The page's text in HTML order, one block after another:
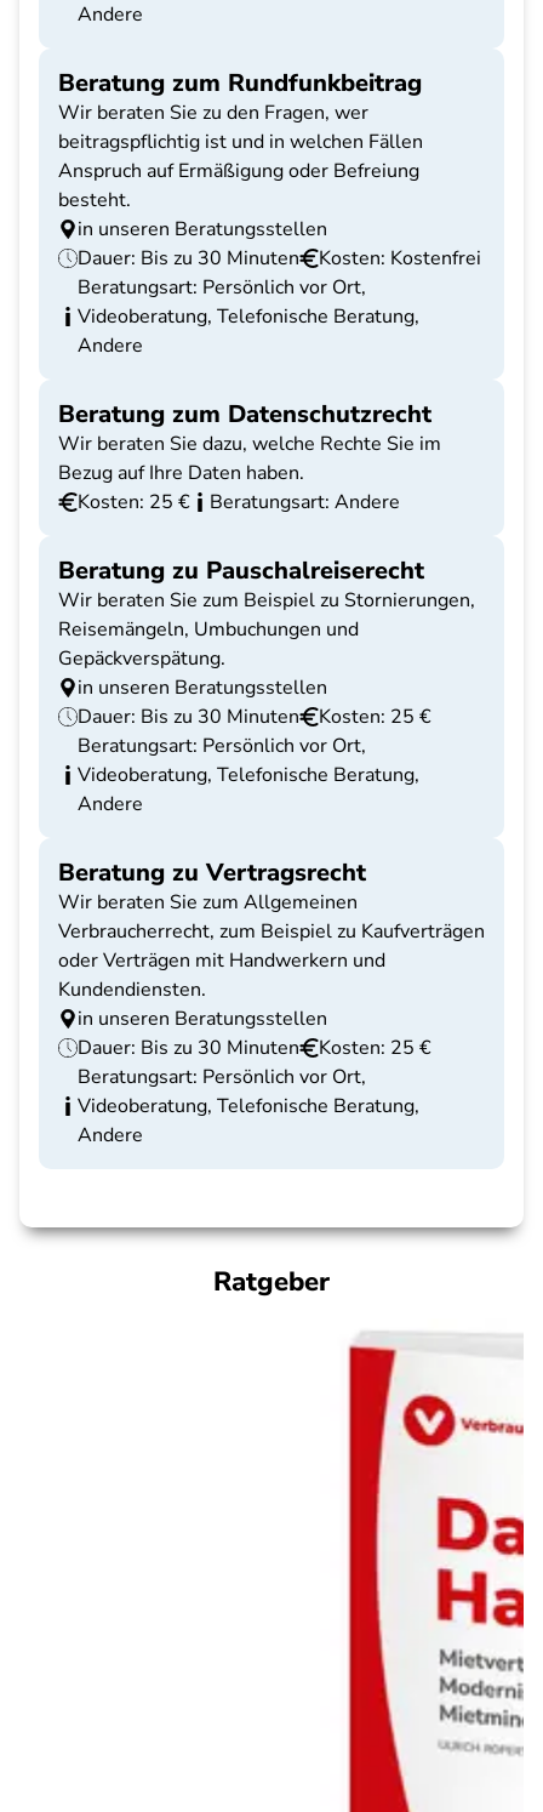
Andere
Beratung zum Rundfunkbeitrag
Wir beraten Sie zu den Fragen, wer
beitragspflichtig ist und in welchen Fällen
Anspruch auf Ermäßigung oder Befreiung
besteht.
in unseren Beratungsstellen
Dauer: Bis zu 30 Minuten
Kosten: Kostenfrei
Beratungsart: Persönlich vor Ort,
Videoberatung, Telefonische Beratung,
Andere
Beratung zum Datenschutzrecht
Wir beraten Sie dazu, welche Rechte Sie im
Bezug auf Ihre Daten haben.
Kosten: 25 €
Beratungsart: Andere
Beratung zu Pauschalreiserecht
Wir beraten Sie zum Beispiel zu Stornierungen,
Reisemängeln, Umbuchungen und
Gepäckverspätung.
in unseren Beratungsstellen
Dauer: Bis zu 30 Minuten
Kosten: 25 €
Beratungsart: Persönlich vor Ort,
Videoberatung, Telefonische Beratung,
Andere
Beratung zu Vertragsrecht
Wir beraten Sie zum Allgemeinen
Verbraucherrecht, zum Beispiel zu Kaufverträgen
oder Verträgen mit Handwerkern und
Kundendiensten.
in unseren Beratungsstellen
Dauer: Bis zu 30 Minuten
Kosten: 25 €
Beratungsart: Persönlich vor Ort,
Videoberatung, Telefonische Beratung,
Andere
Ratgeber